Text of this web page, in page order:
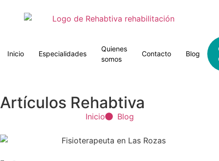
Inicio Especialidades
Quienes
somos
Contacto Blog
Artículos Rehabtiva
Inicio Blog